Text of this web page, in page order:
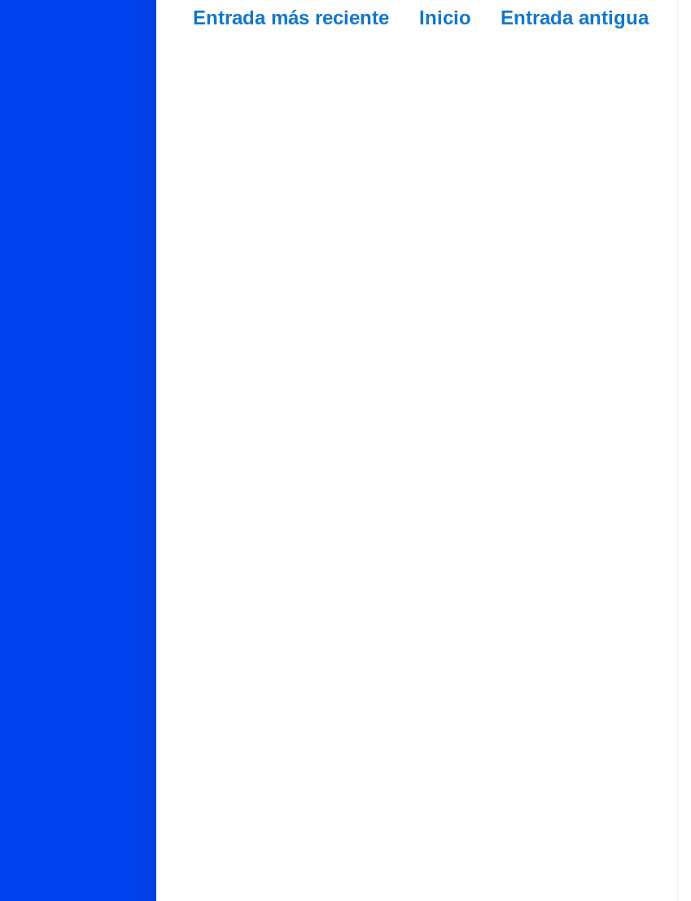
Entrada más reciente Entrada antigua
Inicio